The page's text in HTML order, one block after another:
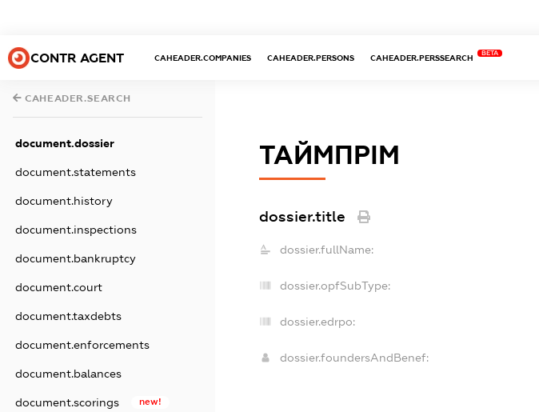
CONTR AGENT CAHEADER.COMPANIES CAHEADER.PERSONS CAHEADER.PERSSEARCH
BETA
CAHEADER.SEARCH
document.dossier
document.statements
document.history
document.inspections
document.bankruptcy
document.court
document.taxdebts
document.enforcements
document.balances
document.scorings new!
ТАЙМПРІМ
dossier.title
dossier.fullName:
dossier.opfSubType:
dossier.edrpo:
dossier.foundersAndBenef: